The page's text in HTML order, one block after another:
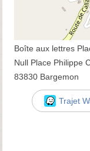
Boîte aux lettres
Null Place Philippe
83830 Bargemon
Trajet